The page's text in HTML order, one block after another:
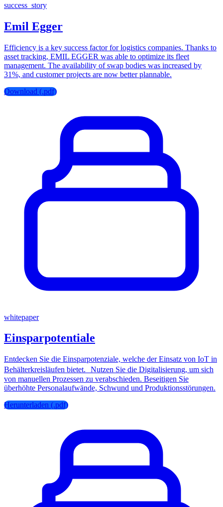
success_story
Emil Egger
Efficiency is a key success factor for logistics companies. Thanks to
asset tracking, EMIL EGGER was able to optimize its fleet
management. The availability of swap bodies was increased by
31%, and customer projects are now better plannable.
Download (.pdf)
whitepaper
Einsparpotentiale
Entdecken Sie die Einsparpotenziale, welche der Einsatz von IoT in
Behälterkreisläufen bietet. Nutzen Sie die Digitalisierung, um sich
von manuellen Prozessen zu verabschieden. Beseitigen Sie
überhöhte Personalaufwände, Schwund und Produktionsstörungen.
Herunterladen (.pdf)